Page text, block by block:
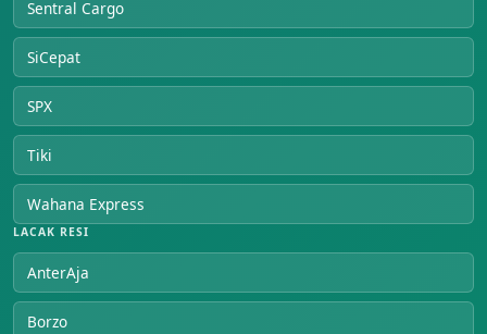
Sentral Cargo
SiCepat
SPX
Tiki
Wahana Express
LACAK RESI
AnterAja
Borzo